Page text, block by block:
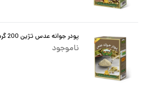
پودر جوانه عدس تژین 200 گرم
ناموجود